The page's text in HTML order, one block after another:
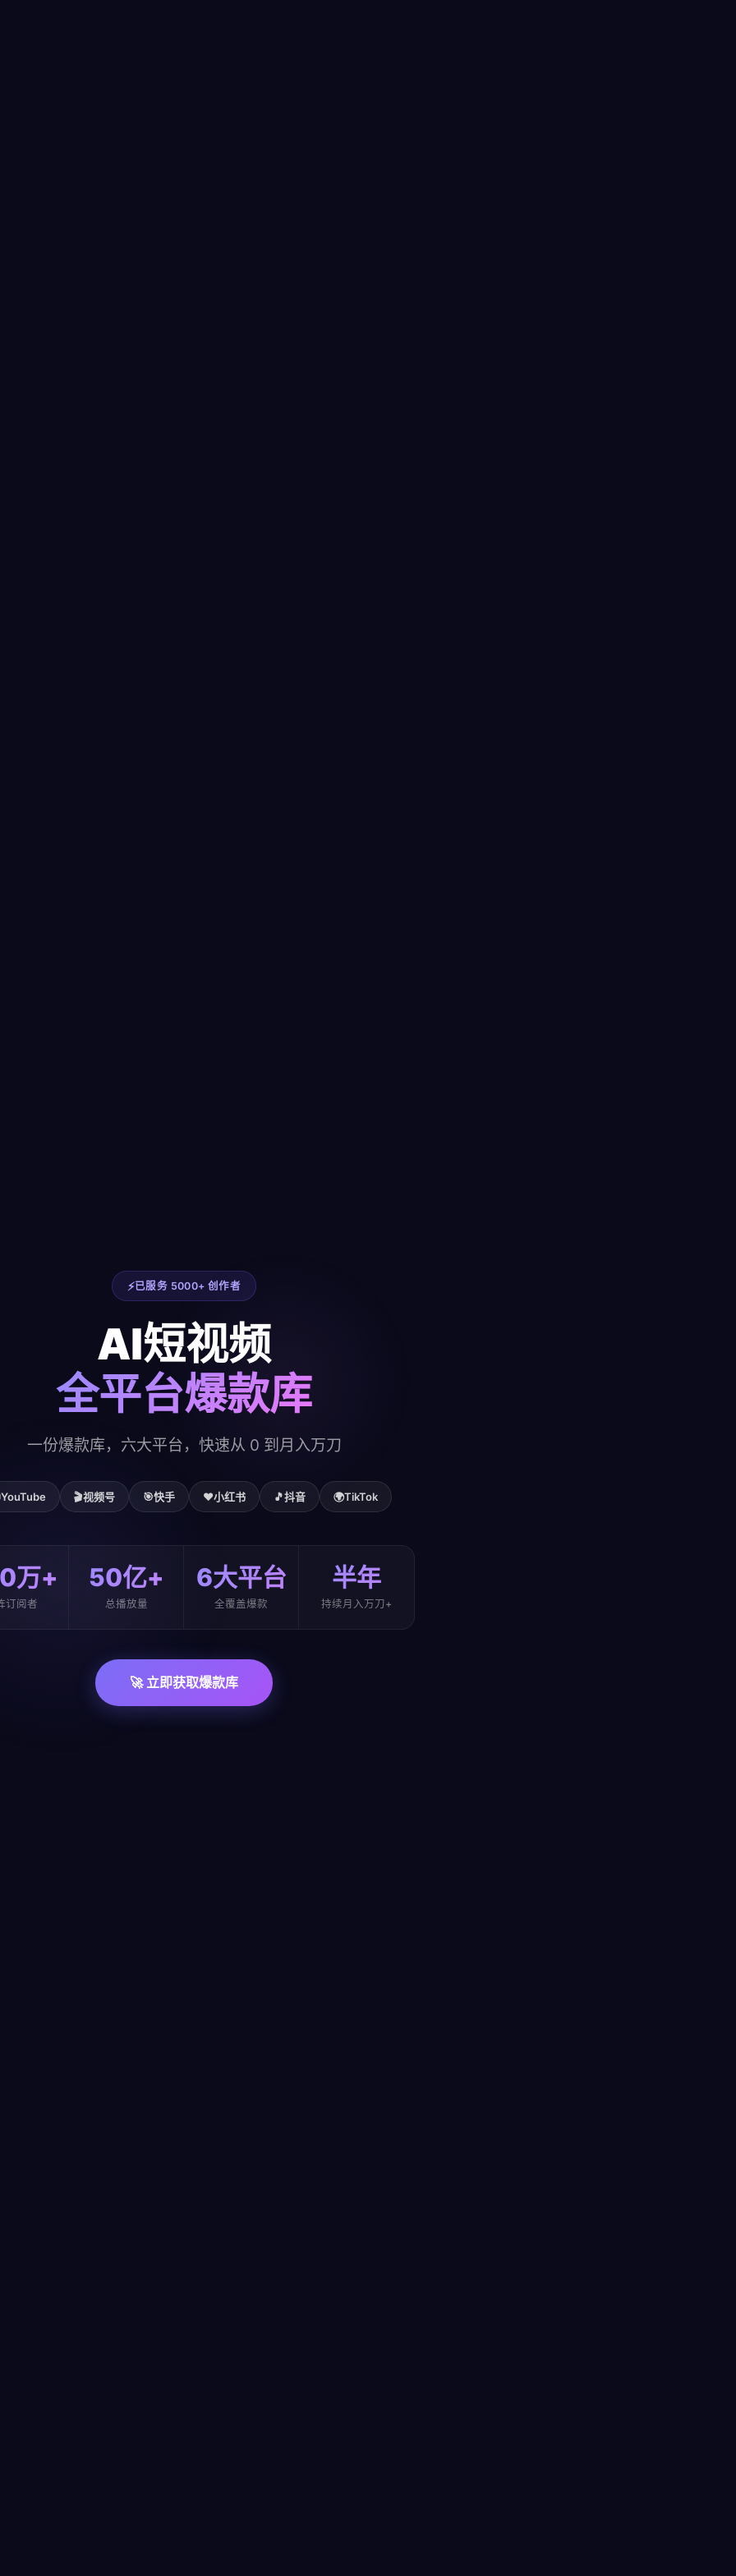
已服务 5000+ 创作者
AI短视频
全平台爆款库
一份爆款库，六大平台，快速从 0 到月入万刀
YouTube 🎬视频号 🎯快手 ❤️小红书 🎵抖音 🌍TikTok
万+
订阅者
50亿+
总播放量
6大平台
全覆盖爆款
半年
持续月入万刀+
🚀 立即获取爆款库